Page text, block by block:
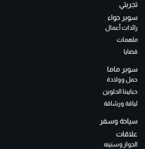
تجربتي
سوبر حواء
رائدات أعمال
ملهمات
قضايا
سوبر ماما
حمل وولادة
حبايبنا الحلوين
لياقة ورشاقة
سياحة وسفر
علاقات
الجواز وسنينه